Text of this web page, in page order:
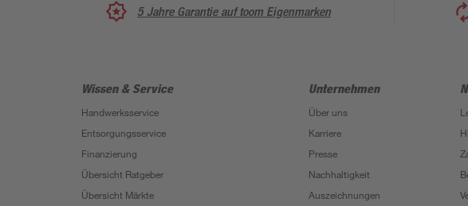
5 Jahre Garantie auf toom Eigenmarken
Wissen & Service
Handwerksservice
Entsorgungsservice
Finanzierung
Übersicht Ratgeber
Übersicht Märkte
Unternehmen
Über uns
Karriere
Presse
Nachhaltigkeit
Auszeichnungen